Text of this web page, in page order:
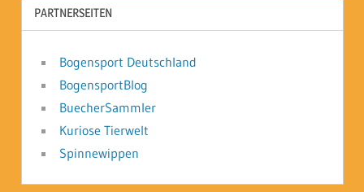
PARTNERSEITEN
Bogensport Deutschland
BogensportBlog
BuecherSammler
Kuriose Tierwelt
Spinnewippen